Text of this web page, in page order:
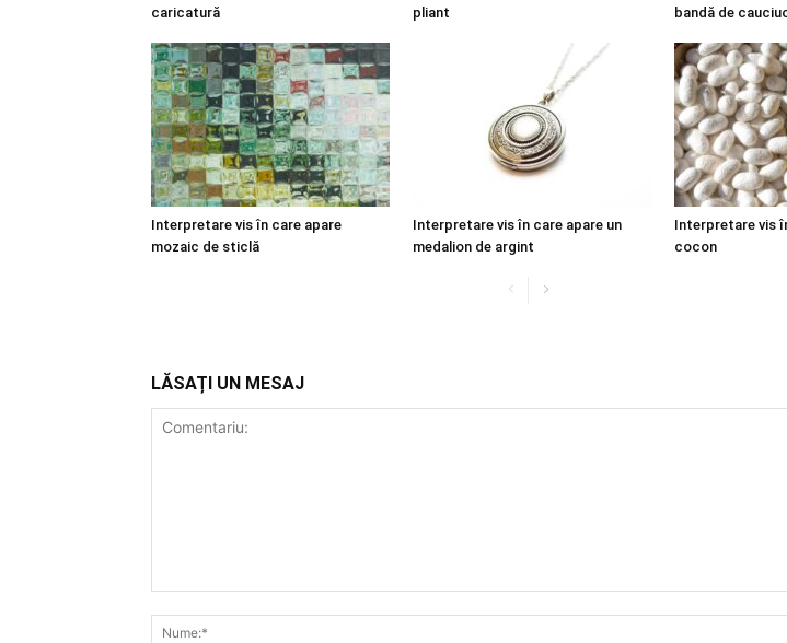
caricatură
pliant
bandă de
Interpretare vis în care apare
mozaic de sticlă
Interpretare vis în care apare un
medalion de argint
Interpretare vis
cocon
LĂSAȚI UN MESAJ